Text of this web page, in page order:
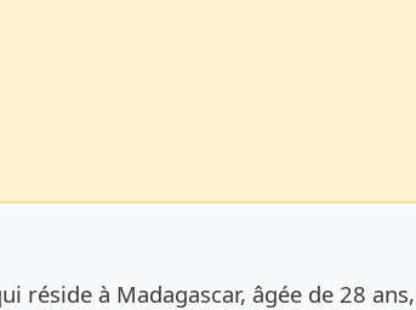
de l’annonce
réside à Madagascar, âgée de 28